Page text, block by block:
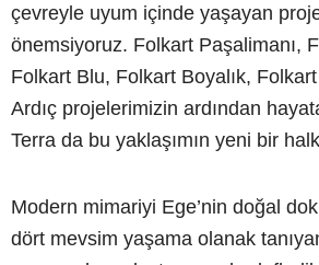
çevreyle uyum içinde yaşayan
önemsiyoruz. Folkart Paşalimanı,
Folkart Blu, Folkart Boyalık,
Ardıç projelerimizin ardından
Terra da bu yaklaşımın yeni bir
Modern mimariyi Ege’nin doğal
dört mevsim yaşama olanak